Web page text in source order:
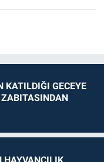
KATILDIĞI GECEYE
ZABITASINDAN
HAYVANCILIK